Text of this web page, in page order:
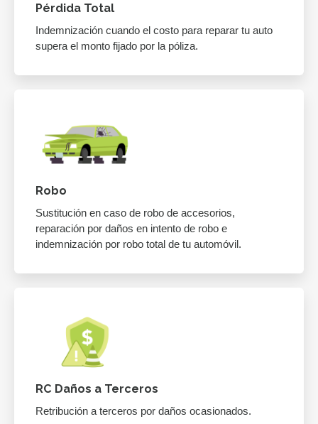
Pérdida Total
Indemnización cuando el costo para reparar tu auto
supera el monto fijado por la póliza.
Robo
Sustitución en caso de robo de accesorios,
reparación por daños en intento de robo e
indemnización por robo total de tu automóvil.
RC Daños a Terceros
Retribución a terceros por daños ocasionados.